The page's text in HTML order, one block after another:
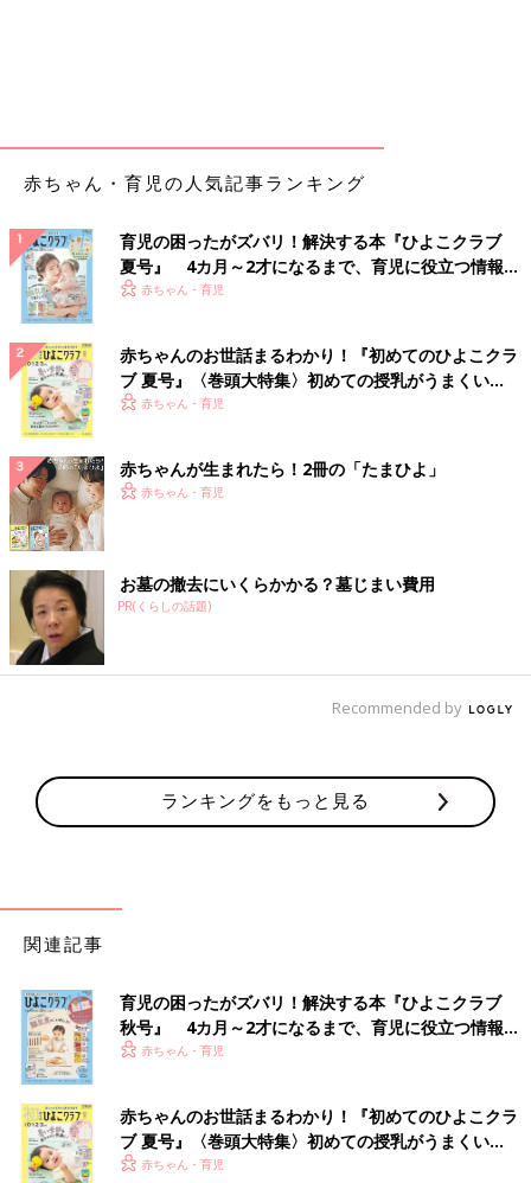
ったのに捨ててしまって後悔してる」（yuki）
ら、せめてお洋服をとっとけばよかったなあって…」（はるマ
マ）
「小さめのカバン。子どもが生まれてから小さいカバンなんて使
わないでしょと断捨離をしたのですが、最近リュック+小さいカ
バンで外出してるので、あのときのカバン、ちょうどよかったの
にって思いながら同じようなカバンを購入しました」（maa）
「子どもの創作物。手形を使ったものなどは、とっておけばよか
った…と後悔」（コウノトリ）
「ずっととっておいていた幼少期のおもちゃ。５年前に実家の引
越しの際にすべて処分したけれど、娘が２年前に生まれ、きっと
喜んだだろうなぁと捨てたことを後悔」（yuuukamama）
「『もう読まないかな』と思った漫画を処分しましたが、やっぱ
り後から読みたくなって後悔しました」（かず）
「小説です。以前何度も読んで『もういいかな？』って思って捨
「ピアノと楽譜。結婚を機に片付けてしまったけど、今こそ子ど
もと一緒に弾けたかも…」（つむ）
らりと並びました。そこで、断捨離®アンバサダーの川畑のぶこ
さんに、後悔せずにすむようなものの手放し方や後悔したときの
自分の気持ちとの向き合い方について聞いてみました。
「後悔先に立たずとはよく言ったもので、みなさんのコメントに
『うんうん、そうそう』と頷いてしまいます。
赤ちゃん・育児の人気記事ランキング
育児の困ったがズバリ！解決する本『ひよこクラブ
夏号』 4カ月～2才になるまで、育児に役立つ情報が
いっぱい！
赤ちゃん・育児
赤ちゃんのお世話まるわかり！『初めてのひよこクラ
ブ 夏号』〈巻頭大特集〉初めての授乳がうまくい
く！ おっぱい・ミルクの基本と夏のトラブル 解決テ
赤ちゃん・育児
赤ちゃんが生まれたら！2冊の「たまひよ」
赤ちゃん・育児
お墓の撤去にいくらかかる？墓じまい費用
PR(くらしの話題)
Recommended by
ランキングをもっと見る
関連記事
育児の困ったがズバリ！解決する本『ひよこクラブ
秋号』 4カ月～2才になるまで、育児に役立つ情報が
いっぱい！
赤ちゃん・育児
赤ちゃんのお世話まるわかり！『初めてのひよこクラ
ブ 夏号』〈巻頭大特集〉初めての授乳がうまくい
く！ おっぱい・ミルクの基本と夏のトラブル 解決テ
赤ちゃん・育児